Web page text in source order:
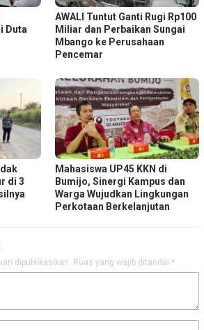
Duta
AWALI Tuntut Ganti Rugi Rp100
Miliar dan Perbaikan Sungai
Mbango ke Perusahaan
Pencemar
di 3
Mahasiswa UP45 KKN di
Bumijo, Sinergi Kampus dan
Warga Wujudkan Lingkungan
Perkotaan Berkelanjutan
dipublikasikan. Ruas yang wajib ditandai *